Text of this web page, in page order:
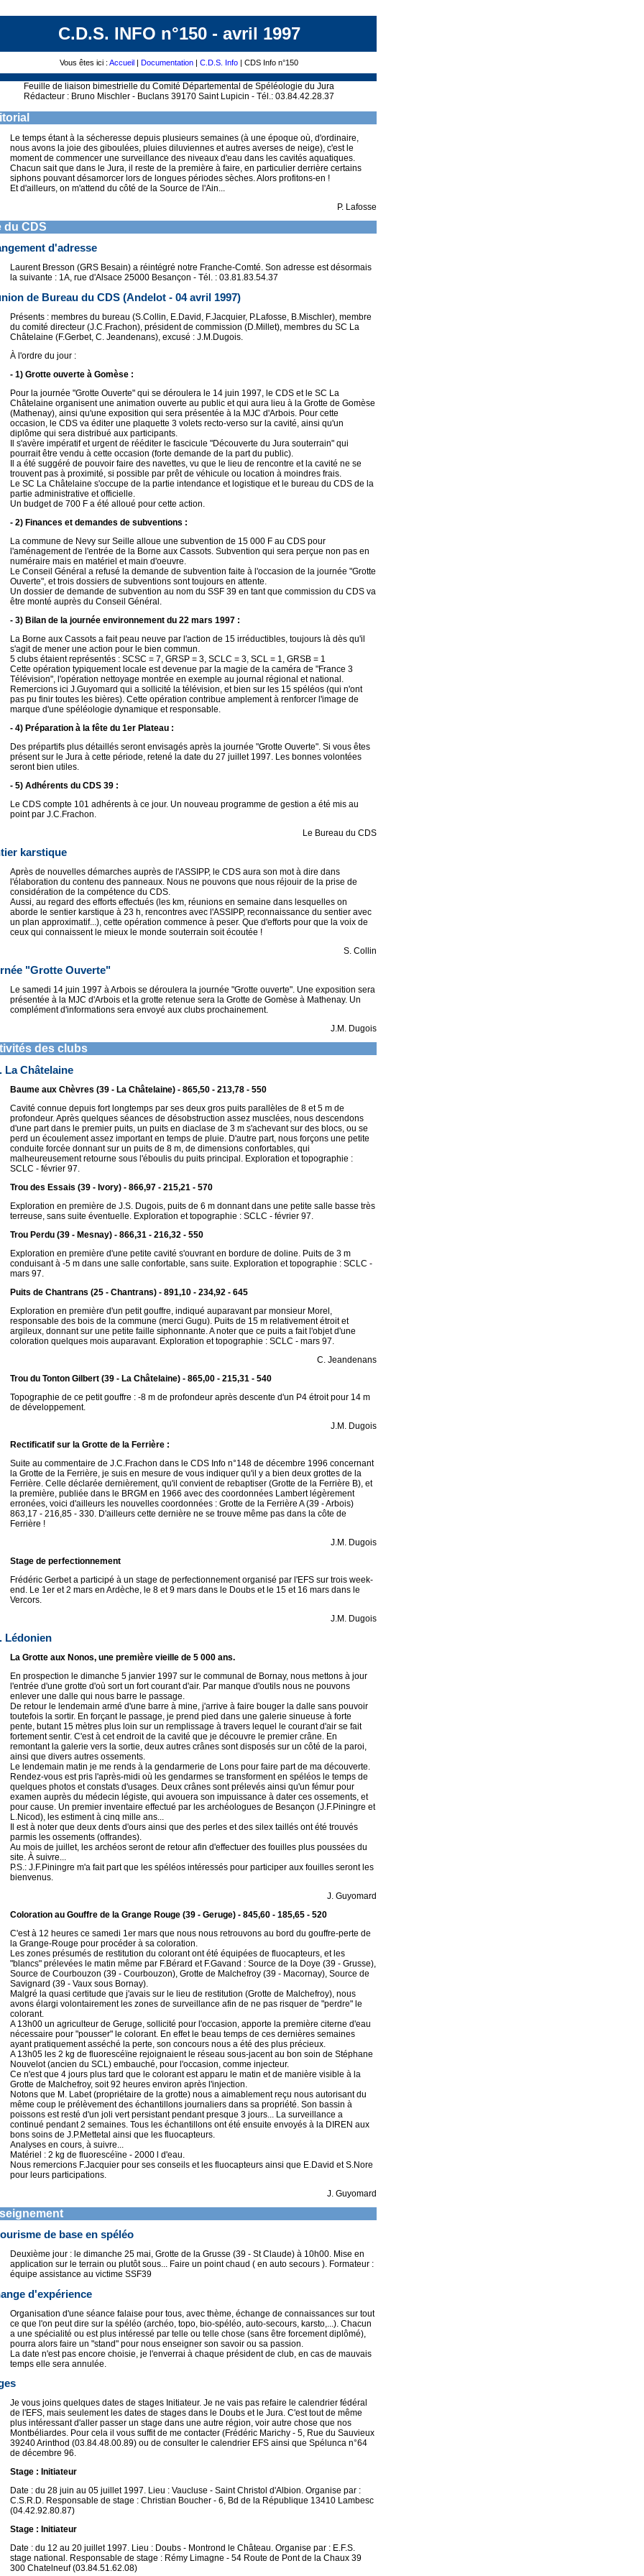
C.D.S. INFO n°150 - avril 1997
Vous êtes ici : Accueil | Documentation | C.D.S. Info | CDS Info n°150
Feuille de liaison bimestrielle du Comité Départemental de Spéléologie du Jura
Rédacteur : Bruno Mischler - Buclans 39170 Saint Lupicin - Tél.: 03.84.42.28.37
Le temps étant à la sécheresse depuis plusieurs semaines (à une époque où, d'ordinaire,
nous avons la joie des giboulées, pluies diluviennes et autres averses de neige), c'est le
moment de commencer une surveillance des niveaux d'eau dans les cavités aquatiques.
Chacun sait que dans le Jura, il reste de la première à faire, en particulier derrière certains
siphons pouvant désamorcer lors de longues périodes sèches. Alors profitons-en !
Et d'ailleurs, on m'attend du côté de la Source de l'Ain...
P. Lafosse
du CDS
d'adresse
Laurent Bresson (GRS Besain) a réintégré notre Franche-Comté. Son adresse est désormais
la suivante : 1A, rue d'Alsace 25000 Besançon - Tél. : 03.81.83.54.37
de Bureau du CDS (Andelot - 04 avril 1997)
Présents : membres du bureau (S.Collin, E.David, F.Jacquier, P.Lafosse, B.Mischler), membre
du comité directeur (J.C.Frachon), président de commission (D.Millet), membres du SC La
Châtelaine (F.Gerbet, C. Jeandenans), excusé : J.M.Dugois.
À l'ordre du jour :
- 1) Grotte ouverte à Gomèse :
Pour la journée "Grotte Ouverte" qui se déroulera le 14 juin 1997, le CDS et le SC La
Châtelaine organisent une animation ouverte au public et qui aura lieu à la Grotte de Gomèse
(Mathenay), ainsi qu'une exposition qui sera présentée à la MJC d'Arbois. Pour cette
occasion, le CDS va éditer une plaquette 3 volets recto-verso sur la cavité, ainsi qu'un
diplôme qui sera distribué aux participants.
Il s'avère impératif et urgent de rééditer le fascicule "Découverte du Jura souterrain" qui
pourrait être vendu à cette occasion (forte demande de la part du public).
Il a été suggéré de pouvoir faire des navettes, vu que le lieu de rencontre et la cavité ne se
trouvent pas à proximité, si possible par prêt de véhicule ou location à moindres frais.
Le SC La Châtelaine s'occupe de la partie intendance et logistique et le bureau du CDS de la
partie administrative et officielle.
Un budget de 700 F a été alloué pour cette action.
- 2) Finances et demandes de subventions :
La commune de Nevy sur Seille alloue une subvention de 15 000 F au CDS pour
l'aménagement de l'entrée de la Borne aux Cassots. Subvention qui sera perçue non pas en
numéraire mais en matériel et main d'oeuvre.
Le Conseil Général a refusé la demande de subvention faite à l'occasion de la journée "Grotte
Ouverte", et trois dossiers de subventions sont toujours en attente.
Un dossier de demande de subvention au nom du SSF 39 en tant que commission du CDS va
être monté auprès du Conseil Général.
- 3) Bilan de la journée environnement du 22 mars 1997 :
La Borne aux Cassots a fait peau neuve par l'action de 15 irréductibles, toujours là dès qu'il
s'agit de mener une action pour le bien commun.
5 clubs étaient représentés : SCSC = 7, GRSP = 3, SCLC = 3, SCL = 1, GRSB = 1
Cette opération typiquement locale est devenue par la magie de la caméra de "France 3
Télévision", l'opération nettoyage montrée en exemple au journal régional et national.
Remercions ici J.Guyomard qui a sollicité la télévision, et bien sur les 15 spéléos (qui n'ont
pas pu finir toutes les bières). Cette opération contribue amplement à renforcer l'image de
marque d'une spéléologie dynamique et responsable.
- 4) Préparation à la fête du 1er Plateau :
Des prépartifs plus détaillés seront envisagés après la journée "Grotte Ouverte". Si vous êtes
présent sur le Jura à cette période, retené la date du 27 juillet 1997. Les bonnes volontées
seront bien utiles.
- 5) Adhérents du CDS 39 :
Le CDS compte 101 adhérents à ce jour. Un nouveau programme de gestion a été mis au
point par J.C.Frachon.
Le Bureau du CDS
karstique
Après de nouvelles démarches auprès de l'ASSIPP, le CDS aura son mot à dire dans
l'élaboration du contenu des panneaux. Nous ne pouvons que nous réjouir de la prise de
considération de la compétence du CDS.
Aussi, au regard des efforts effectués (les km, réunions en semaine dans lesquelles on
aborde le sentier karstique à 23 h, rencontres avec l'ASSIPP, reconnaissance du sentier avec
un plan approximatif...), cette opération commence à peser. Que d'efforts pour que la voix de
ceux qui connaissent le mieux le monde souterrain soit écoutée !
S. Collin
"Grotte Ouverte"
Le samedi 14 juin 1997 à Arbois se déroulera la journée "Grotte ouverte". Une exposition sera
présentée à la MJC d'Arbois et la grotte retenue sera la Grotte de Gomèse à Mathenay. Un
complément d'informations sera envoyé aux clubs prochainement.
J.M. Dugois
des clubs
La Châtelaine
Baume aux Chèvres (39 - La Châtelaine) - 865,50 - 213,78 - 550
Cavité connue depuis fort longtemps par ses deux gros puits parallèles de 8 et 5 m de
profondeur. Après quelques séances de désobstruction assez musclées, nous descendons
d'une part dans le premier puits, un puits en diaclase de 3 m s'achevant sur des blocs, ou se
perd un écoulement assez important en temps de pluie. D'autre part, nous forçons une petite
conduite forcée donnant sur un puits de 8 m, de dimensions confortables, qui
malheureusement retourne sous l'éboulis du puits principal. Exploration et topographie :
SCLC - février 97.
Trou des Essais (39 - Ivory) - 866,97 - 215,21 - 570
Exploration en première de J.S. Dugois, puits de 6 m donnant dans une petite salle basse très
terreuse, sans suite éventuelle. Exploration et topographie : SCLC - février 97.
Trou Perdu (39 - Mesnay) - 866,31 - 216,32 - 550
Exploration en première d'une petite cavité s'ouvrant en bordure de doline. Puits de 3 m
conduisant à -5 m dans une salle confortable, sans suite. Exploration et topographie : SCLC -
mars 97.
Puits de Chantrans (25 - Chantrans) - 891,10 - 234,92 - 645
Exploration en première d'un petit gouffre, indiqué auparavant par monsieur Morel,
responsable des bois de la commune (merci Gugu). Puits de 15 m relativement étroit et
argileux, donnant sur une petite faille siphonnante. A noter que ce puits a fait l'objet d'une
coloration quelques mois auparavant. Exploration et topographie : SCLC - mars 97.
C. Jeandenans
Trou du Tonton Gilbert (39 - La Châtelaine) - 865,00 - 215,31 - 540
Topographie de ce petit gouffre : -8 m de profondeur après descente d'un P4 étroit pour 14 m
de développement.
J.M. Dugois
Rectificatif sur la Grotte de la Ferrière :
Suite au commentaire de J.C.Frachon dans le CDS Info n°148 de décembre 1996 concernant
la Grotte de la Ferrière, je suis en mesure de vous indiquer qu'il y a bien deux grottes de la
Ferrière. Celle déclarée dernièrement, qu'il convient de rebaptiser (Grotte de la Ferrière B), et
la première, publiée dans le BRGM en 1966 avec des coordonnées Lambert légèrement
erronées, voici d'ailleurs les nouvelles coordonnées : Grotte de la Ferrière A (39 - Arbois)
863,17 - 216,85 - 330. D'ailleurs cette dernière ne se trouve même pas dans la côte de
Ferrière !
J.M. Dugois
Stage de perfectionnement
Frédéric Gerbet a participé à un stage de perfectionnement organisé par l'EFS sur trois week-
end. Le 1er et 2 mars en Ardèche, le 8 et 9 mars dans le Doubs et le 15 et 16 mars dans le
Vercors.
J.M. Dugois
Lédonien
La Grotte aux Nonos, une première vieille de 5 000 ans.
En prospection le dimanche 5 janvier 1997 sur le communal de Bornay, nous mettons à jour
l'entrée d'une grotte d'où sort un fort courant d'air. Par manque d'outils nous ne pouvons
enlever une dalle qui nous barre le passage.
De retour le lendemain armé d'une barre à mine, j'arrive à faire bouger la dalle sans pouvoir
toutefois la sortir. En forçant le passage, je prend pied dans une galerie sinueuse à forte
pente, butant 15 mètres plus loin sur un remplissage à travers lequel le courant d'air se fait
fortement sentir. C'est à cet endroit de la cavité que je découvre le premier crâne. En
remontant la galerie vers la sortie, deux autres crânes sont disposés sur un côté de la paroi,
ainsi que divers autres ossements.
Le lendemain matin je me rends à la gendarmerie de Lons pour faire part de ma découverte.
Rendez-vous est pris l'après-midi où les gendarmes se transforment en spéléos le temps de
quelques photos et constats d'usages. Deux crânes sont prélevés ainsi qu'un fémur pour
examen auprès du médecin légiste, qui avouera son impuissance à dater ces ossements, et
pour cause. Un premier inventaire effectué par les archéologues de Besançon (J.F.Piningre et
L.Nicod), les estiment à cinq mille ans...
Il est à noter que deux dents d'ours ainsi que des perles et des silex taillés ont été trouvés
parmis les ossements (offrandes).
Au mois de juillet, les archéos seront de retour afin d'effectuer des fouilles plus poussées du
site. À suivre...
P.S.: J.F.Piningre m'a fait part que les spéléos intéressés pour participer aux fouilles seront les
bienvenus.
J. Guyomard
Coloration au Gouffre de la Grange Rouge (39 - Geruge) - 845,60 - 185,65 - 520
C'est à 12 heures ce samedi 1er mars que nous nous retrouvons au bord du gouffre-perte de
la Grange-Rouge pour procéder à sa coloration.
Les zones présumés de restitution du colorant ont été équipées de fluocapteurs, et les
"blancs" prélevées le matin même par F.Bérard et F.Gavand : Source de la Doye (39 - Grusse),
Source de Courbouzon (39 - Courbouzon), Grotte de Malchefroy (39 - Macornay), Source de
Savignard (39 - Vaux sous Bornay).
Malgré la quasi certitude que j'avais sur le lieu de restitution (Grotte de Malchefroy), nous
avons élargi volontairement les zones de surveillance afin de ne pas risquer de "perdre" le
colorant.
A 13h00 un agriculteur de Geruge, sollicité pour l'occasion, apporte la première citerne d'eau
nécessaire pour "pousser" le colorant. En effet le beau temps de ces dernières semaines
ayant pratiquement asséché la perte, son concours nous a été des plus précieux.
A 13h05 les 2 kg de fluorescéïne rejoignaient le réseau sous-jacent au bon soin de Stéphane
Nouvelot (ancien du SCL) embauché, pour l'occasion, comme injecteur.
Ce n'est que 4 jours plus tard que le colorant est apparu le matin et de manière visible à la
Grotte de Malchefroy, soit 92 heures environ après l'injection.
Notons que M. Labet (propriétaire de la grotte) nous a aimablement reçu nous autorisant du
même coup le prélèvement des échantillons journaliers dans sa propriété. Son bassin à
poissons est resté d'un joli vert persistant pendant presque 3 jours... La surveillance a
continué pendant 2 semaines. Tous les échantillons ont été ensuite envoyés à la DIREN aux
bons soins de J.P.Mettetal ainsi que les fluocapteurs.
Analyses en cours, à suivre...
Matériel : 2 kg de fluorescéïne - 2000 l d'eau.
Nous remercions F.Jacquier pour ses conseils et les fluocapteurs ainsi que E.David et S.Nore
pour leurs participations.
J. Guyomard
de base en spéléo
Deuxième jour : le dimanche 25 mai, Grotte de la Grusse (39 - St Claude) à 10h00. Mise en
application sur le terrain ou plutôt sous... Faire un point chaud ( en auto secours ). Formateur :
équipe assistance au victime SSF39
d'expérience
Organisation d'une séance falaise pour tous, avec thème, échange de connaissances sur tout
ce que l'on peut dire sur la spéléo (archéo, topo, bio-spéléo, auto-secours, karsto,...). Chacun
a une spécialité ou est plus intéressé par telle ou telle chose (sans être forcement diplômé),
pourra alors faire un "stand" pour nous enseigner son savoir ou sa passion.
La date n'est pas encore choisie, je l'enverrai à chaque président de club, en cas de mauvais
temps elle sera annulée.
Je vous joins quelques dates de stages Initiateur. Je ne vais pas refaire le calendrier fédéral
de l'EFS, mais seulement les dates de stages dans le Doubs et le Jura. C'est tout de même
plus intéressant d'aller passer un stage dans une autre région, voir autre chose que nos
Montbéliardes. Pour cela il vous suffit de me contacter (Frédéric Marichy - 5, Rue du Sauvieux
39240 Arinthod (03.84.48.00.89) ou de consulter le calendrier EFS ainsi que Spélunca n°64
de décembre 96.
Stage : Initiateur
Date : du 28 juin au 05 juillet 1997. Lieu : Vaucluse - Saint Christol d'Albion. Organise par :
C.S.R.D. Responsable de stage : Christian Boucher - 6, Bd de la République 13410 Lambesc
(04.42.92.80.87)
Stage : Initiateur
Date : du 12 au 20 juillet 1997. Lieu : Doubs - Montrond le Château. Organise par : E.F.S.
stage national. Responsable de stage : Rémy Limagne - 54 Route de Pont de la Chaux 39
300 Chatelneuf (03.84.51.62.08)